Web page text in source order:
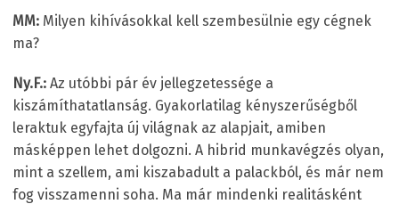
MM: Milyen kihívásokkal kell szembesülnie egy cégnek
ma?
Ny.F.: Az utóbbi pár év jellegzetessége a
kiszámíthatatlanság. Gyakorlatilag kényszerűségből
leraktuk egyfajta új világnak az alapjait, amiben
másképpen lehet dolgozni. A hibrid munkavégzés olyan,
mint a szellem, ami kiszabadult a palackból, és már nem
fog visszamenni soha. Ma már mindenki realitásként